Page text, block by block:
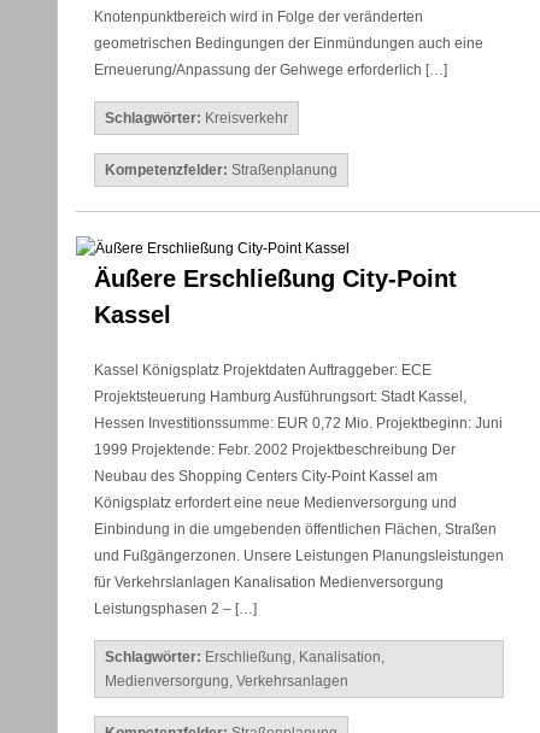
Knotenpunktbereich wird in Folge der veränderten
geometrischen Bedingungen der Einmündungen auch eine
Erneuerung/Anpassung der Gehwege erforderlich […]
Schlagwörter: Kreisverkehr
Kompetenzfelder: Straßenplanung
Äußere Erschließung City-Point
Kassel
Kassel Königsplatz Projektdaten Auftraggeber: ECE
Projektsteuerung Hamburg Ausführungsort: Stadt Kassel,
Hessen Investitionssumme: EUR 0,72 Mio. Projektbeginn: Juni
1999 Projektende: Febr. 2002 Projektbeschreibung Der
Neubau des Shopping Centers City-Point Kassel am
Königsplatz erfordert eine neue Medienversorgung und
Einbindung in die umgebenden öffentlichen Flächen, Straßen
und Fußgängerzonen. Unsere Leistungen Planungsleistungen
für Verkehrslanlagen Kanalisation Medienversorgung
Leistungsphasen 2 – […]
Schlagwörter: Erschließung, Kanalisation,
Medienversorgung, Verkehrsanlagen